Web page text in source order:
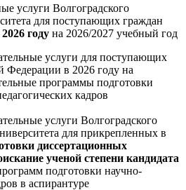
услуги Волгоградского
для поступающих граждан
году на 2026/2027 учебный год
услуги для поступающих
Федерации в 2026 году на
программы подготовки
кадров
услуги Волгоградского
для прикрепленных в
диссертационных
ученой степени кандидата
подготовки научно-
в аспирантуре